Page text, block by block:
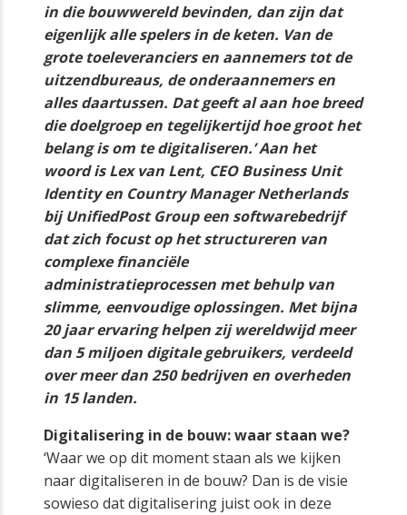
in die bouwwereld bevinden, dan zijn dat
eigenlijk alle spelers in de keten. Van de
grote toeleveranciers en aannemers tot de
uitzendbureaus, de onderaannemers en
alles daartussen. Dat geeft al aan hoe breed
die doelgroep en tegelijkertijd hoe groot het
belang is om te digitaliseren.’ Aan het
woord is Lex van Lent, CEO Business Unit
Identity en Country Manager Netherlands
bij UnifiedPost Group een softwarebedrijf
dat zich focust op het structureren van
complexe financiële
administratieprocessen met behulp van
slimme, eenvoudige oplossingen. Met bijna
20 jaar ervaring helpen zij wereldwijd meer
dan 5 miljoen digitale gebruikers, verdeeld
over meer dan 250 bedrijven en overheden
in 15 landen.
Digitalisering in de bouw: waar staan we?
‘Waar we op dit moment staan als we kijken
naar digitaliseren in de bouw? Dan is de visie
sowieso dat digitalisering juist ook in deze